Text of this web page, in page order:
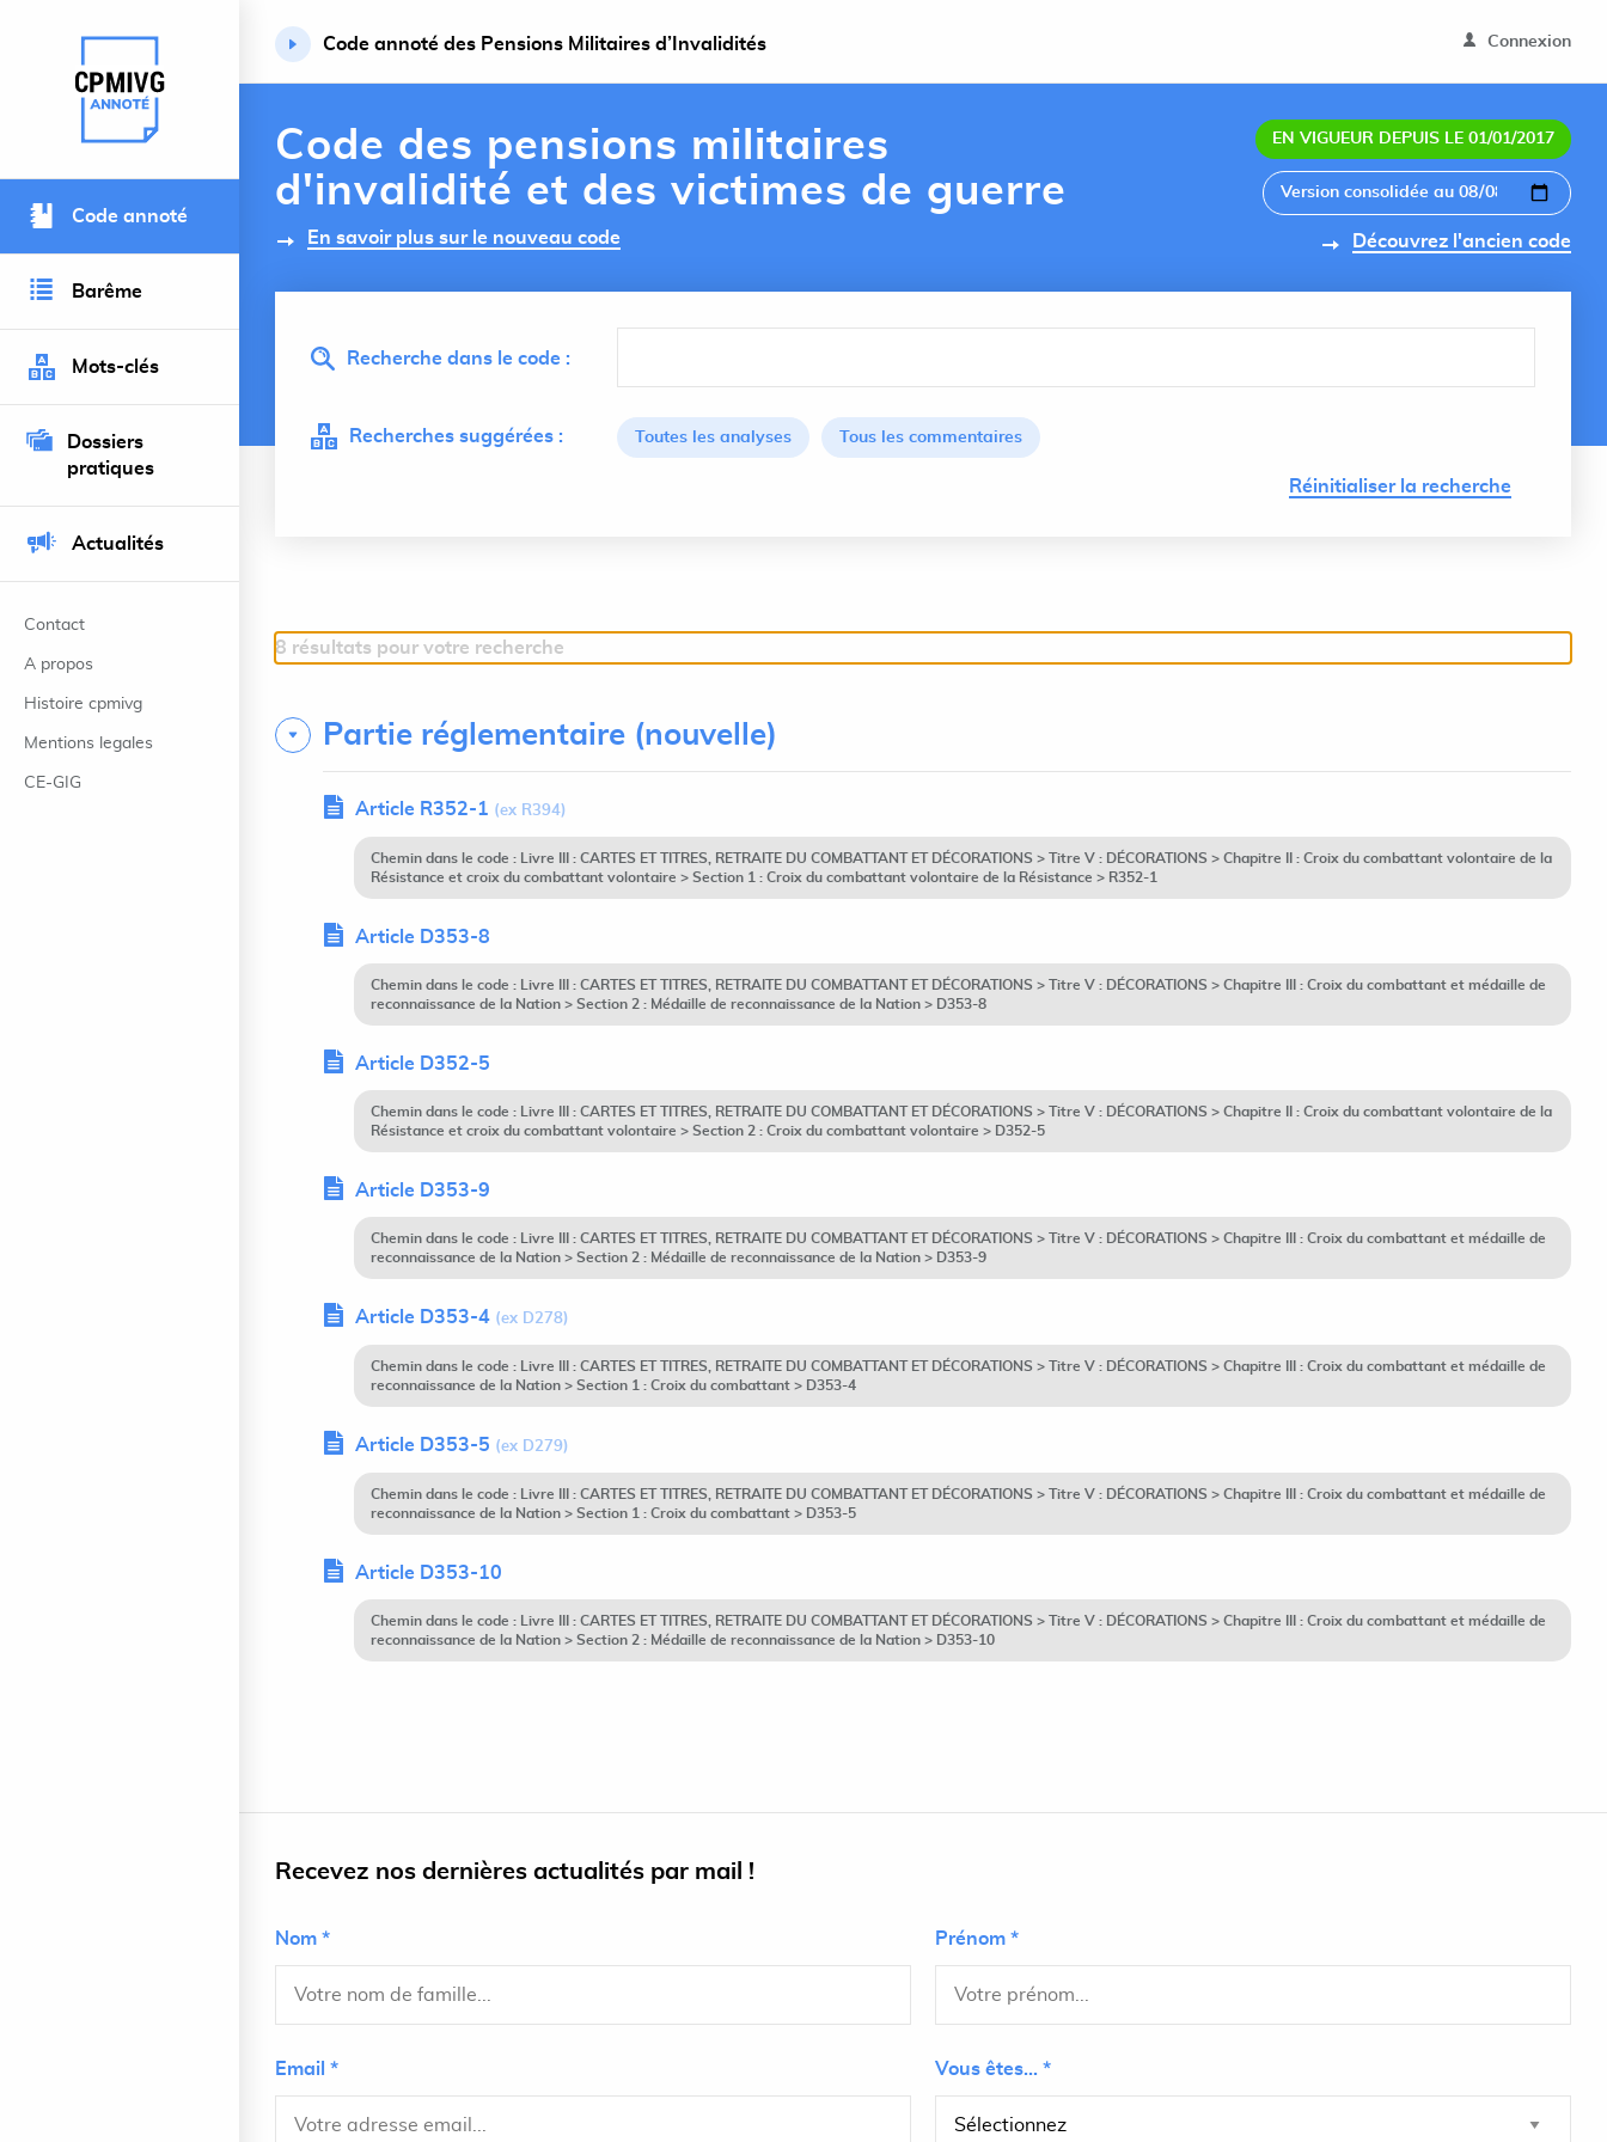
Retour à l’accueil du site
Code annoté
Barême
Mots-clés
Dossiers
pratiques
Actualités
Contact
A propos
Histoire cpmivg
Mentions legales
CE-GIG
Code annoté des Pensions Militaires d’Invalidités Connexion
Code des pensions militaires
d'invalidité et des victimes de guerre
En savoir plus sur le nouveau code
EN VIGUEUR DEPUIS LE 01/01/2017
Découvrez l'ancien code
Recherche dans le code :
Recherches suggérées : Toutes les analyses Tous les commentaires
Réinitialiser la recherche
8 résultats pour votre recherche
Partie réglementaire (nouvelle)
Article R352-1 (ex R394)
Chemin dans le code : Livre III : CARTES ET TITRES, RETRAITE DU COMBATTANT ET DÉCORATIONS > Titre V : DÉCORATIONS > Chapitre II : Croix du combattant volontaire de la
Résistance et croix du combattant volontaire > Section 1 : Croix du combattant volontaire de la Résistance > R352-1
Article D353-8
Chemin dans le code : Livre III : CARTES ET TITRES, RETRAITE DU COMBATTANT ET DÉCORATIONS > Titre V : DÉCORATIONS > Chapitre III : Croix du combattant et médaille de
reconnaissance de la Nation > Section 2 : Médaille de reconnaissance de la Nation > D353-8
Article D352-5
Chemin dans le code : Livre III : CARTES ET TITRES, RETRAITE DU COMBATTANT ET DÉCORATIONS > Titre V : DÉCORATIONS > Chapitre II : Croix du combattant volontaire de la
Résistance et croix du combattant volontaire > Section 2 : Croix du combattant volontaire > D352-5
Article D353-9
Chemin dans le code : Livre III : CARTES ET TITRES, RETRAITE DU COMBATTANT ET DÉCORATIONS > Titre V : DÉCORATIONS > Chapitre III : Croix du combattant et médaille de
reconnaissance de la Nation > Section 2 : Médaille de reconnaissance de la Nation > D353-9
Article D353-4 (ex D278)
Chemin dans le code : Livre III : CARTES ET TITRES, RETRAITE DU COMBATTANT ET DÉCORATIONS > Titre V : DÉCORATIONS > Chapitre III : Croix du combattant et médaille de
reconnaissance de la Nation > Section 1 : Croix du combattant > D353-4
Article D353-5 (ex D279)
Chemin dans le code : Livre III : CARTES ET TITRES, RETRAITE DU COMBATTANT ET DÉCORATIONS > Titre V : DÉCORATIONS > Chapitre III : Croix du combattant et médaille de
reconnaissance de la Nation > Section 1 : Croix du combattant > D353-5
Article D353-10
Chemin dans le code : Livre III : CARTES ET TITRES, RETRAITE DU COMBATTANT ET DÉCORATIONS > Titre V : DÉCORATIONS > Chapitre III : Croix du combattant et médaille de
reconnaissance de la Nation > Section 2 : Médaille de reconnaissance de la Nation > D353-10
Recevez nos dernières actualités par mail !
Nom * Prénom *
Email * Vous êtes... *